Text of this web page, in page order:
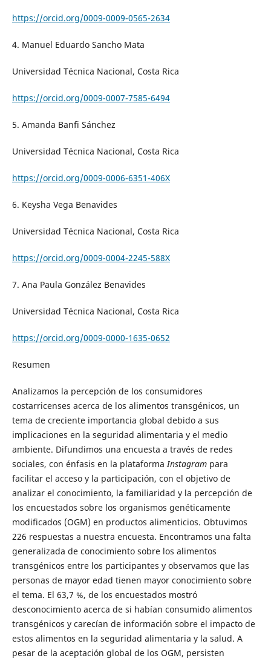
https://orcid.org/0009-0009-0565-2634
4. Manuel Eduardo Sancho Mata
Universidad Técnica Nacional, Costa Rica
https://orcid.org/0009-0007-7585-6494
5. Amanda Banfi Sánchez
Universidad Técnica Nacional, Costa Rica
https://orcid.org/0009-0006-6351-406X
6. Keysha Vega Benavides
Universidad Técnica Nacional, Costa Rica
https://orcid.org/0009-0004-2245-588X
7. Ana Paula González Benavides
Universidad Técnica Nacional, Costa Rica
https://orcid.org/0009-0000-1635-0652
Resumen
Analizamos la percepción de los consumidores
costarricenses acerca de los alimentos transgénicos, un
tema de creciente importancia global debido a sus
implicaciones en la seguridad alimentaria y el medio
ambiente. Difundimos una encuesta a través de redes
sociales, con énfasis en la plataformaInstagrampara
facilitar el acceso y la participación, con el objetivo de
analizar el conocimiento, la familiaridad y la percepción de
los encuestados sobre los organismos genéticamente
modificados (OGM) en productos alimenticios. Obtuvimos
226 respuestas a nuestra encuesta. Encontramos una falta
generalizada de conocimiento sobre los alimentos
transgénicos entre los participantes y observamos que las
personas de mayor edad tienen mayor conocimiento sobre
el tema. El 63,7 %, de los encuestados mostró
desconocimiento acerca de si habían consumido alimentos
transgénicos y carecían de información sobre el impacto de
estos alimentos en la seguridad alimentaria y la salud. A
pesar de la aceptación global de los OGM, persisten